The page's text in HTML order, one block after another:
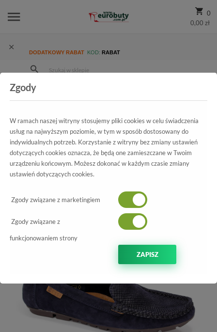
0
0,00 zł
DODATKOWY RABAT KOD: RABAT
Kolekcja damska
Lordsy
Wszystkie produkty
62605 Granat19+ AN Welur+Lic
Zgody
W ramach naszej witryny stosujemy pliki cookies w celu świadczenia
usług na najwyższym poziomie, w tym w sposób dostosowany do
indywidualnych potrzeb. Korzystanie z witryny bez zmiany ustawień
dotyczących cookies oznacza, że będą one zamieszczane w Twoim
urządzeniu końcowym. Możesz dokonać w każdym czasie zmiany
ustawień dotyczących cookies.
Zgody związane z marketingiem
Zgody związane z
funkcjonowaniem strony
ZAPISZ